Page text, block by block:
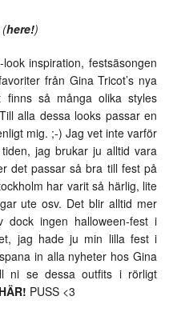
(here!)
inspiration, festsäsongen
från Gina Tricot’s nya
finns så många olika styles
alla dessa looks passar en
mig. ;-) Jag vet inte varför
jag brukar ju alltid vara
det passar så bra till fest på
har varit så härlig, lite
ute osv. Det blir alltid mer
ingen halloween-fest i
jag hade ju min lilla fest i
in alla nyheter hos Gina
ni se dessa outfits i rörligt
HÄR! PUSS <3